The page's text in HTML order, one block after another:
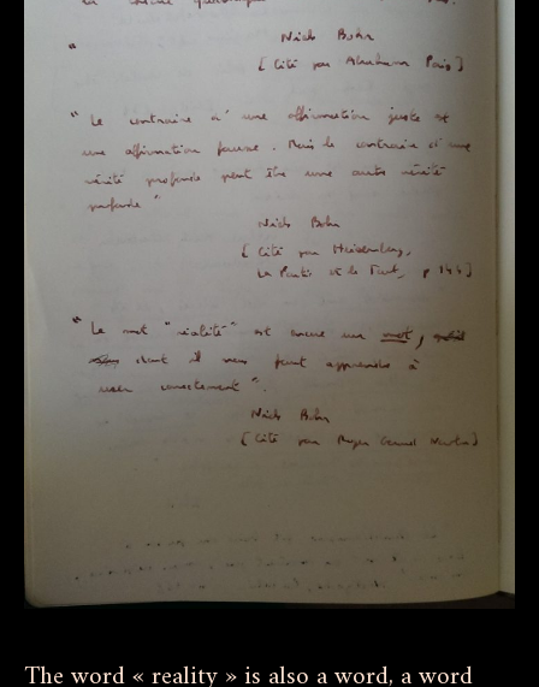
The word « reality » is also a word, a word